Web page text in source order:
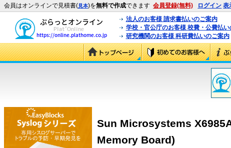
会員はオンラインで見積書(見本)を無料で作成できます 会員登録(無料) ログイン 表
法人のお客様 請求書払いのご案内
学校・官公庁のお客様 校費・公費払い
研究機関のお客様 科研費払いのご案内
Sun Microsystems
Memory Board)